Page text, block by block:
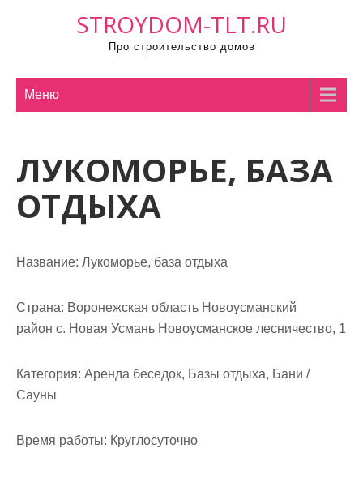
STROYDOM-TLT.RU
Про строительство домов
Меню
ЛУКОМОРЬЕ, БАЗА
ОТДЫХА
Название: Лукоморье, база отдыха
Страна: Воронежская область Новоусманский
район с. Новая Усмань Новоусманское лесничество, 1
Категория: Аренда беседок, Базы отдыха, Бани /
Сауны
Время работы: Круглосуточно